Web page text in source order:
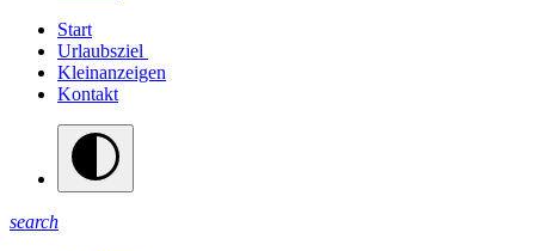
Start
Urlaubsziel
Kleinanzeigen
Kontakt
search